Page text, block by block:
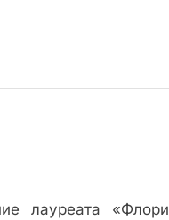
лауреата